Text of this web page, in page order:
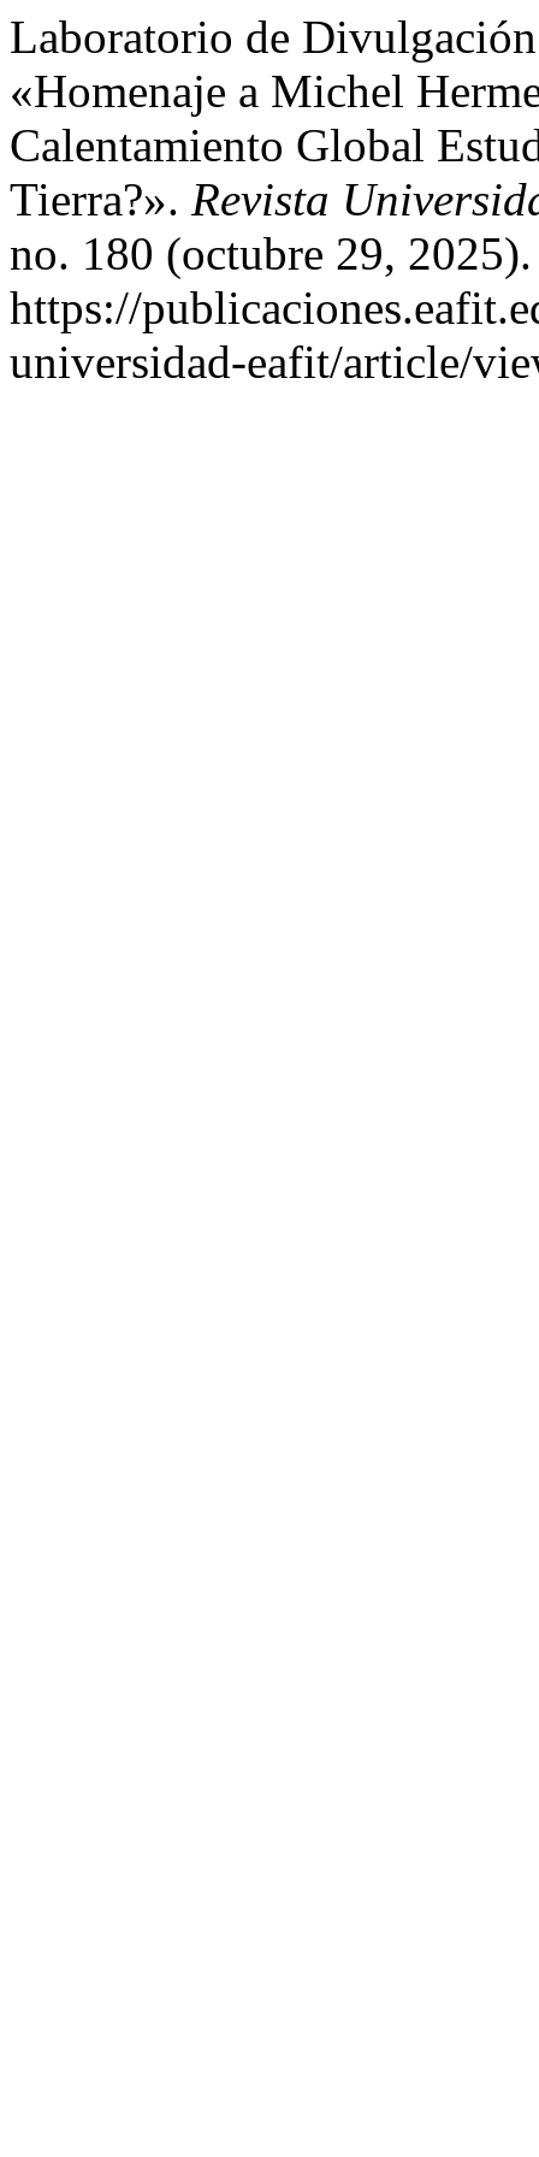
Laboratorio de
«Homenaje a Michel
Calentamiento Global
Tierra?». Revista
no. 180 (octubre 29,
https://
universidad-eafit/article/